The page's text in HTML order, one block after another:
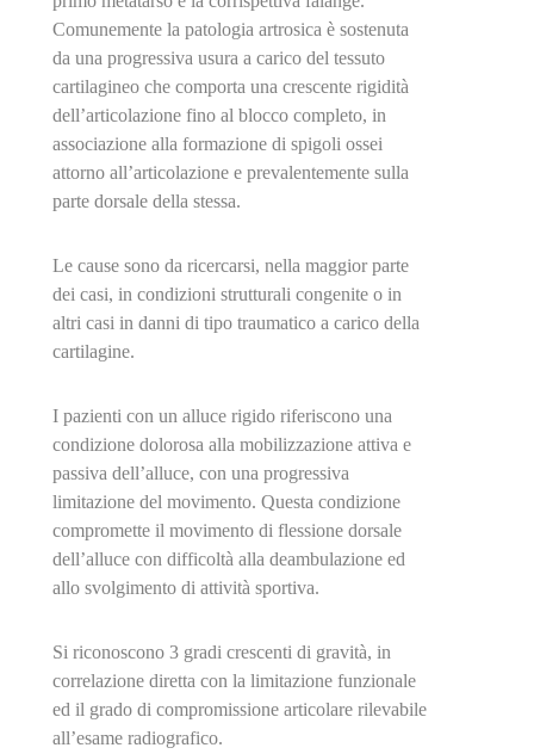
Comunemente la patologia artrosica è sostenuta
da una progressiva usura a carico del tessuto
cartilagineo che comporta una crescente rigidità
dell’articolazione fino al blocco completo, in
associazione alla formazione di spigoli ossei
attorno all’articolazione e prevalentemente sulla
parte dorsale della stessa.
Le cause sono da ricercarsi, nella maggior parte
dei casi, in condizioni strutturali congenite o in
altri casi in danni di tipo traumatico a carico della
cartilagine.
I pazienti con un alluce rigido riferiscono una
condizione dolorosa alla mobilizzazione attiva e
passiva dell’alluce, con una progressiva
limitazione del movimento. Questa condizione
compromette il movimento di flessione dorsale
dell’alluce con difficoltà alla deambulazione ed
allo svolgimento di attività sportiva.
Si riconoscono 3 gradi crescenti di gravità, in
correlazione diretta con la limitazione funzionale
ed il grado di compromissione articolare rilevabile
all’esame radiografico.